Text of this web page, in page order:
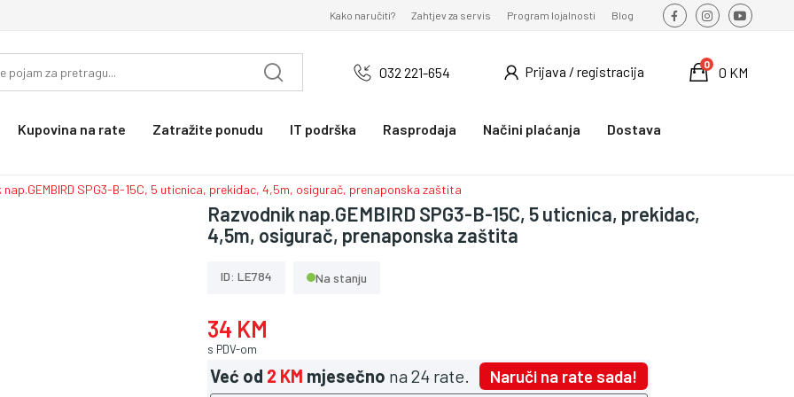
Kako naručiti? Zahtjev za servis Program lojalnosti Blog
032 221-654 Prijava / registracija 0 KM
0
Kupovina na rate Zatražite ponudu IT podrška Rasprodaja Načini plaćanja Dostava
nap.GEMBIRD SPG3-B-15C, 5 uticnica, prekidac, 4,5m, osigurač, prenaponska zaštita
Razvodnik nap.GEMBIRD SPG3-B-15C, 5 uticnica, prekidac,
4,5m, osigurač, prenaponska zaštita
ID: LE784 Na stanju
34 KM
s PDV-om
Već od 2 KM mjesečno na 24 rate. Naruči na rate sada!